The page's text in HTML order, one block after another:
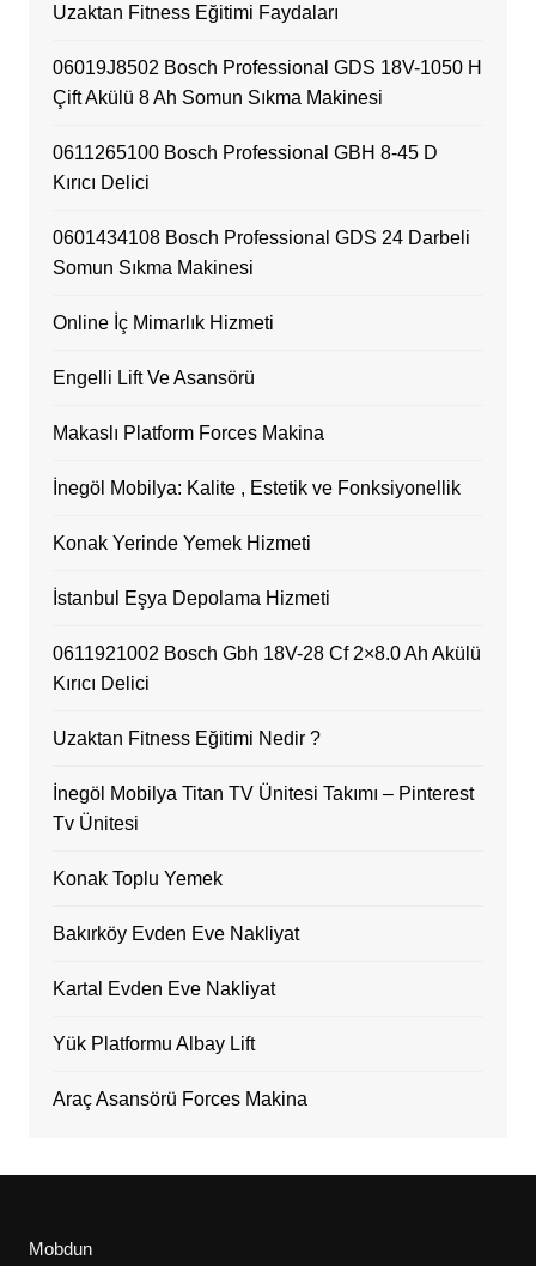
Uzaktan Fitness Eğitimi Faydaları
06019J8502 Bosch Professional GDS 18V-1050 H
Çift Akülü 8 Ah Somun Sıkma Makinesi
0611265100 Bosch Professional GBH 8-45 D
Kırıcı Delici
0601434108 Bosch Professional GDS 24 Darbeli
Somun Sıkma Makinesi
Online İç Mimarlık Hizmeti
Engelli Lift Ve Asansörü
Makaslı Platform Forces Makina
İnegöl Mobilya: Kalite , Estetik ve Fonksiyonellik
Konak Yerinde Yemek Hizmeti
İstanbul Eşya Depolama Hizmeti
0611921002 Bosch Gbh 18V-28 Cf 2×8.0 Ah Akülü
Kırıcı Delici
Uzaktan Fitness Eğitimi Nedir ?
İnegöl Mobilya Titan TV Ünitesi Takımı – Pinterest
Tv Ünitesi
Konak Toplu Yemek
Bakırköy Evden Eve Nakliyat
Kartal Evden Eve Nakliyat
Yük Platformu Albay Lift
Araç Asansörü Forces Makina
Mobdun